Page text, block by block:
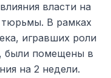
власти на
тюрьмы. В рамках
игравших роли
были помещены в
на 2 недели.